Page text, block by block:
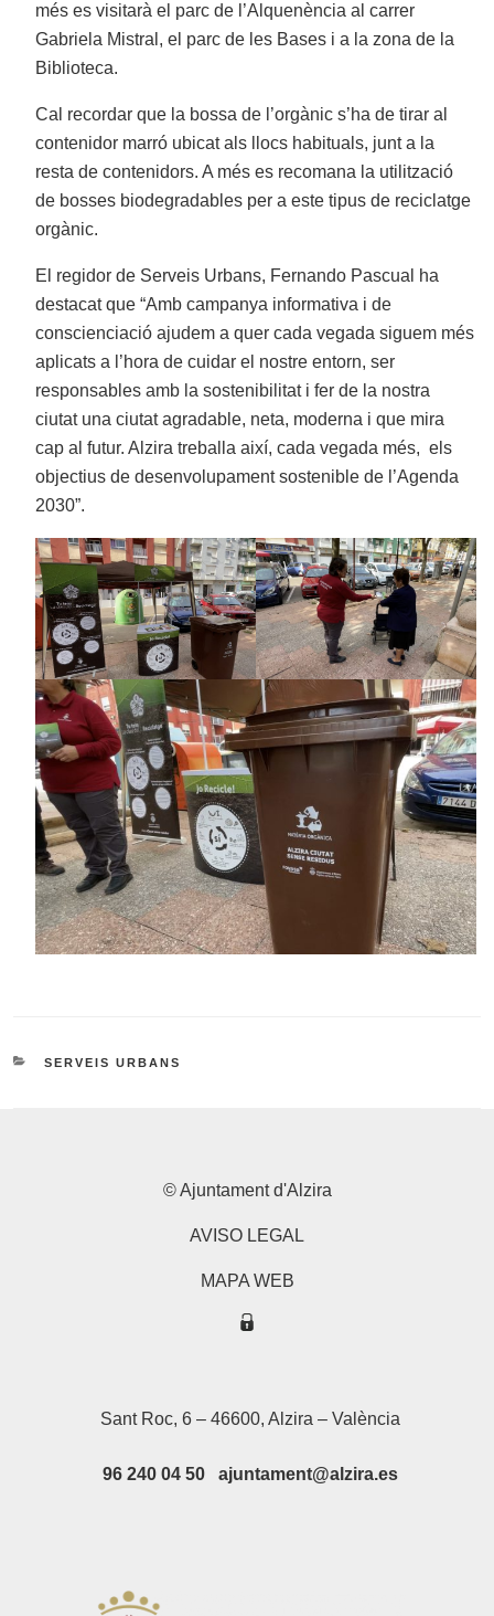
més es visitarà el parc de l’Alquenència al carrer
Gabriela Mistral, el parc de les Bases i a la zona de la
Biblioteca.
Cal recordar que la bossa de l’orgànic s’ha de tirar al
contenidor marró ubicat als llocs habituals, junt a la
resta de contenidors. A més es recomana la utilització
de bosses biodegradables per a este tipus de reciclatge
orgànic.
El regidor de Serveis Urbans, Fernando Pascual ha
destacat que “Amb campanya informativa i de
conscienciació ajudem a quer cada vegada siguem més
aplicats a l’hora de cuidar el nostre entorn, ser
responsables amb la sostenibilitat i fer de la nostra
ciutat una ciutat agradable, neta, moderna i que mira
cap al futur. Alzira treballa així, cada vegada més, els
objectius de desenvolupament sostenible de l’Agenda
2030”.
CATEGORIES
SERVEIS URBANS
© Ajuntament d'Alzira
AVISO LEGAL
MAPA WEB
Sant Roc, 6 – 46600, Alzira – València
96 240 04 50 ajuntament@alzira.es